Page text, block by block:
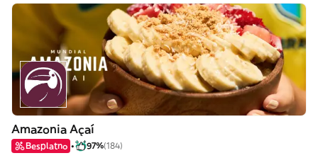
Amazonia Açaí
Besplatno 97%(184)